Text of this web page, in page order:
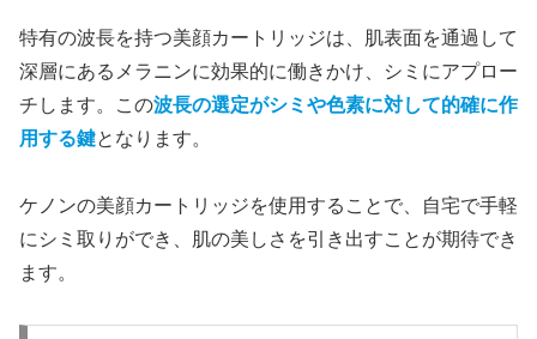
特有の波長を持つ美顔カートリッジは、肌表面を通過して
深層にあるメラニンに効果的に働きかけ、シミにアプロー
チします。この波長の選定がシミや色素に対して的確に作
用する鍵となります。
ケノンの美顔カートリッジを使用することで、自宅で手軽
にシミ取りができ、肌の美しさを引き出すことが期待でき
ます。